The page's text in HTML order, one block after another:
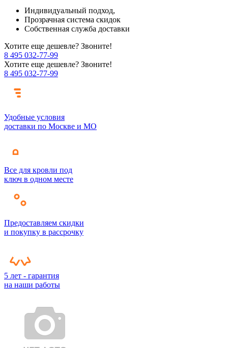
Индивидуальный подход,
Прозрачная система скидок
Собственная служба доставки
Хотите еще дешевле? Звоните!
8 495 032-77-99
Хотите еще дешевле? Звоните!
8 495 032-77-99
Удобные условия
доставки по Москве и МО
Все для кровли под
ключ в одном месте
Предоставляем скидки
и покупку в рассрочку
5 лет - гарантия
на наши работы